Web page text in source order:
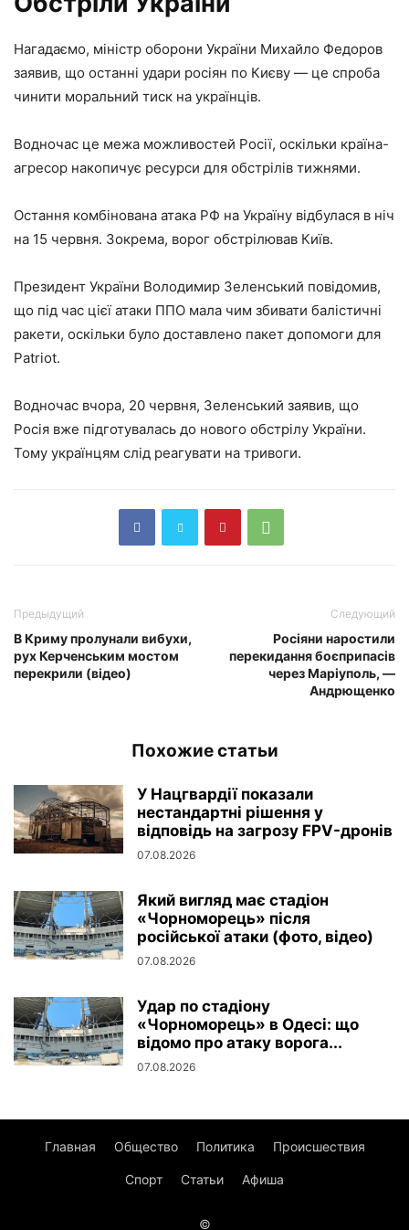
Нагадаємо, міністр оборони України Михайло Федоров
заявив, що останні удари росіян по Києву — це спроба
чинити моральний тиск на українців.
Водночас це межа можливостей Росії, оскільки країна-
агресор накопичує ресурси для обстрілів тижнями.
Остання комбінована атака РФ на Україну відбулася в ніч
на 15 червня. Зокрема, ворог обстрілював Київ.
Президент України Володимир Зеленський повідомив,
що під час цієї атаки ППО мала чим збивати балістичні
ракети, оскільки було доставлено пакет допомоги для
Patriot.
Водночас вчора, 20 червня, Зеленський заявив, що
Росія вже підготувалась до нового обстрілу України.
Тому українцям слід реагувати на тривоги.
Предыдущий
В Криму пролунали вибухи,
рух Керченським мостом
перекрили (відео)
Следующий
Росіяни наростили
перекидання боєприпасів
через Маріуполь, —
Андрющенко
Похожие статьи
У Нацгвардії показали
нестандартні рішення у
відповідь на загрозу FPV-дронів
07.08.2026
Який вигляд має стадіон
«Чорноморець» після
російської атаки (фото, відео)
07.08.2026
Удар по стадіону
«Чорноморець» в Одесі: що
відомо про атаку ворога...
07.08.2026
Главная Общество Политика Происшествия
Спорт Статьи Афиша
©